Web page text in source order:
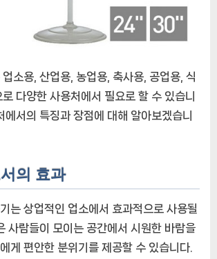
용
공
업
식
용
주
소용, 산업용, 농업용, 축사용, 공업용, 식
다양한 사용처에서 필요로 할 수 있습니
에서의 특징과 장점에 대해 알아보겠습니
의 효과
는 상업적인 업소에서 효과적으로 사용될
사람들이 모이는 공간에서 시원한 바람을
게 편안한 분위기를 제공할 수 있습니다.